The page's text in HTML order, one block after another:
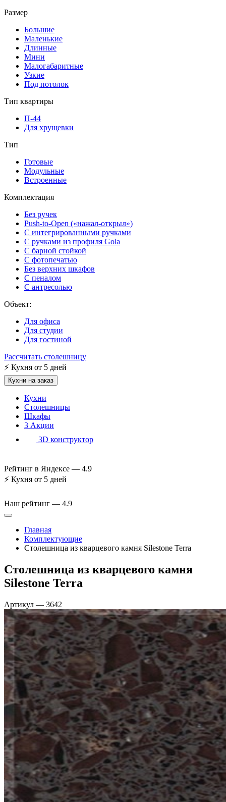
Размер
Большие
Маленькие
Длинные
Мини
Малогабаритные
Узкие
Под потолок
Тип квартиры
П-44
Для хрущевки
Тип
Готовые
Модульные
Встроенные
Комплектация
Без ручек
Push-to-Open («нажал-открыл»)
С интегрированными ручками
С ручками из профиля Gola
С барной стойкой
С фотопечатью
Без верхних шкафов
С пеналом
С антресолью
Объект:
Для офиса
Для студии
Для гостиной
Рассчитать столешницу
⚡ Кухня от 5 дней
Кухни на заказ
Кухни
Столешницы
Шкафы
3 Акции
3D конструктор
Рейтинг в Яндексе — 4.9
⚡ Кухня от 5 дней
Наш рейтинг — 4.9
Главная
Комплектующие
Столешница из кварцевого камня Silestone Terra
Столешница из кварцевого камня
Silestone Terra
Артикул — 3642